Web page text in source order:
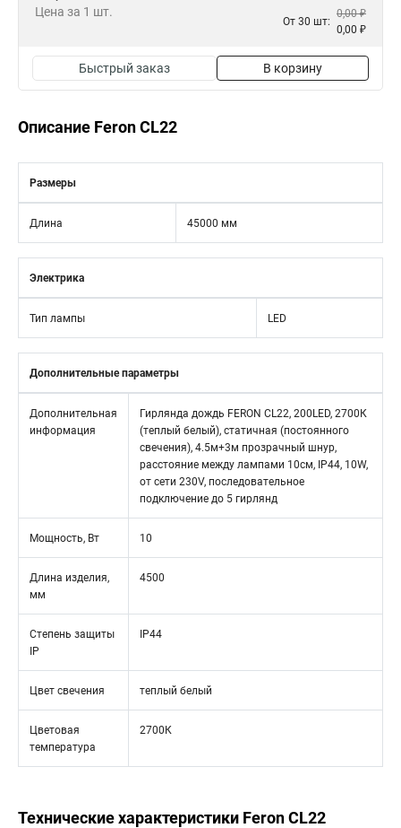
Цена за 1 шт.
От 30 шт:
0,00 ₽
0,00 ₽
Быстрый заказ В корзину
Описание Feron CL22
Размеры
Длина 45000 мм
Электрика
Тип лампы LED
Дополнительные параметры
Дополнительная
информация
Гирлянда дождь FERON CL22, 200LED, 2700К
(теплый белый), статичная (постоянного
свечения), 4.5м+3м прозрачный шнур,
расстояние между лампами 10см, IP44, 10W,
от сети 230V, последовательное
подключение до 5 гирлянд
Мощность, Вт 10
Длина изделия,
мм
4500
Степень защиты
IP
IP44
Цвет свечения теплый белый
Цветовая
температура
2700К
Технические характеристики Feron CL22